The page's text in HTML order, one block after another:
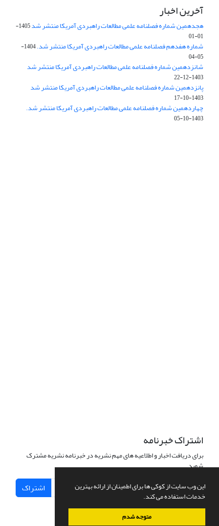
این وب سایت از کوکی ها برای اطمینان از ارائه بهترین
خدمات استفاده می کند.
متوجه شدم
آخرین اخبار
هجدهمین شماره فصلنامه علمی مطالعات راهبردی آمریکا منتشر شد
1405-
01-01
شماره هفدهم فصلنامه علمی مطالعات راهبردی آمریکا منتشر شد.
1404-
05-04
شانزدهمین شماره فصلنامه علمی مطالعات راهبردی آمریکا منتشر شد
1403-12-22
پانزدهمین شماره فصلنامه علمی مطالعات راهبردی آمریکا منتشر شد
1403-10-17
چهاردهمین شماره فصلنامه علمی مطالعات راهبردی آمریکا منتشر شد.
1403-10-05
اشتراک خبرنامه
برای دریافت اخبار و اطلاعیه های مهم نشریه در خبرنامه نشریه مشترک
شوید.
اشتراک